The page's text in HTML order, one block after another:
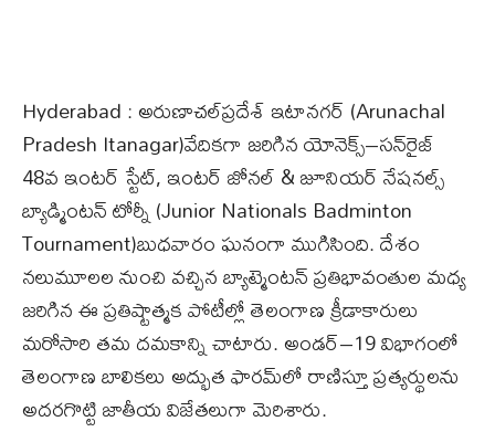
Hyderabad : అరుణాచల్‌ప్రదేశ్‌ ఇటానగర్‌ (Arunachal
Pradesh Itanagar)వేదికగా జరిగిన యోనెక్స్–సన్‌రైజ్‌
48వ ఇంటర్‌ స్టేట్‌, ఇంటర్‌ జోనల్‌ & జూనియర్‌ నేషనల్స్‌
బ్యాడ్మింటన్‌ టోర్నీ (Junior Nationals Badminton
Tournament)బుధవారం ఘనంగా ముగిసింది. దేశం
నలుమూలల నుంచి వచ్చిన బ్యాట్మెంటన్ ప్రతిభావంతుల మధ్య
జరిగిన ఈ ప్రతిష్టాత్మక పోటీల్లో తెలంగాణ క్రీడాకారులు
మరోసారి తమ దమకాన్ని చాటారు. అండర్–19 విభాగంలో
తెలంగాణ బాలికలు అద్భుత ఫారమ్‌లో రాణిస్తూ ప్రత్యర్థులను
అదరగొట్టి జాతీయ విజేతలుగా మెరిశారు.